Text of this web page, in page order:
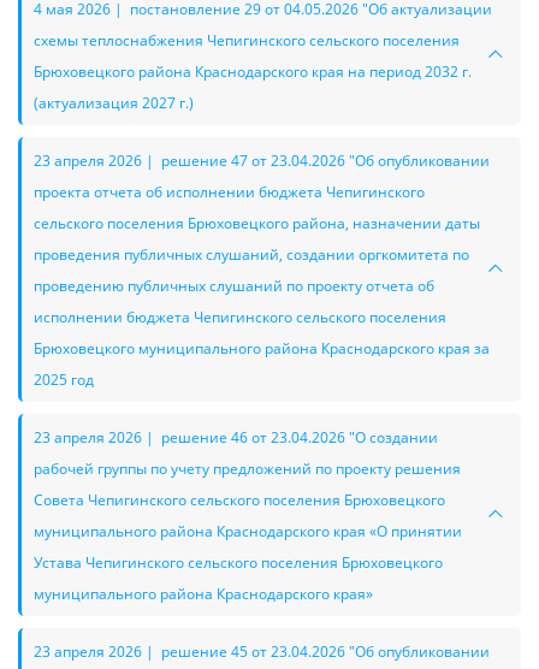
4 мая 2026 | постановление 29 от 04.05.2026 "Об актуализации
схемы теплоснабжения Чепигинского сельского поселения
Брюховецкого района Краснодарского края на период 2032 г.
(актуализация 2027 г.)
23 апреля 2026 | решение 47 от 23.04.2026 "Об опубликовании
проекта отчета об исполнении бюджета Чепигинского
сельского поселения Брюховецкого района, назначении даты
проведения публичных слушаний, создании оргкомитета по
проведению публичных слушаний по проекту отчета об
исполнении бюджета Чепигинского сельского поселения
Брюховецкого муниципального района Краснодарского края за
2025 год
23 апреля 2026 | решение 46 от 23.04.2026 "О создании
рабочей группы по учету предложений по проекту решения
Совета Чепигинского сельского поселения Брюховецкого
муниципального района Краснодарского края «О принятии
Устава Чепигинского сельского поселения Брюховецкого
муниципального района Краснодарского края»
23 апреля 2026 | решение 45 от 23.04.2026 "Об опубликовании